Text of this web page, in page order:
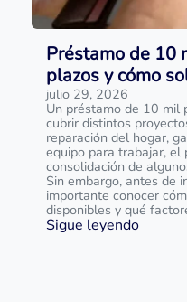
Préstamo de 10
plazos y cómo
julio 29, 2026
Un préstamo de 10 mil
cubrir distintos
reparación del hogar,
equipo para trabajar, el
consolidación de
Sin embargo, antes de
importante conocer
disponibles y qué
Sigue leyendo